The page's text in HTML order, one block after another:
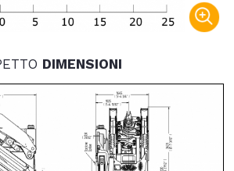
DIMENSIONI